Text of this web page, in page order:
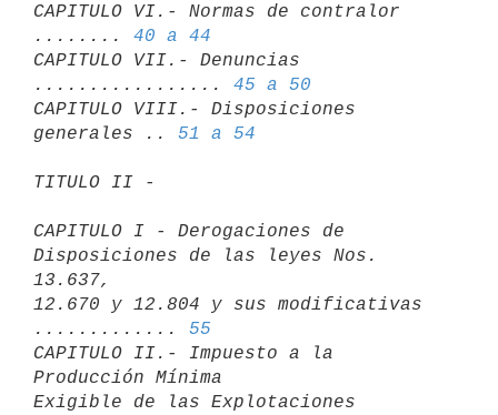
CAPITULO VI.- Normas de contralor
........ 40 a 44
CAPITULO VII.- Denuncias
................. 45 a 50
CAPITULO VIII.- Disposiciones
generales .. 51 a 54
TITULO II -
CAPITULO I - Derogaciones de
Disposiciones de las leyes Nos.
13.637,
12.670 y 12.804 y sus modificativas
............. 55
CAPITULO II.- Impuesto a la
Producción Mínima
Exigible de las Explotaciones